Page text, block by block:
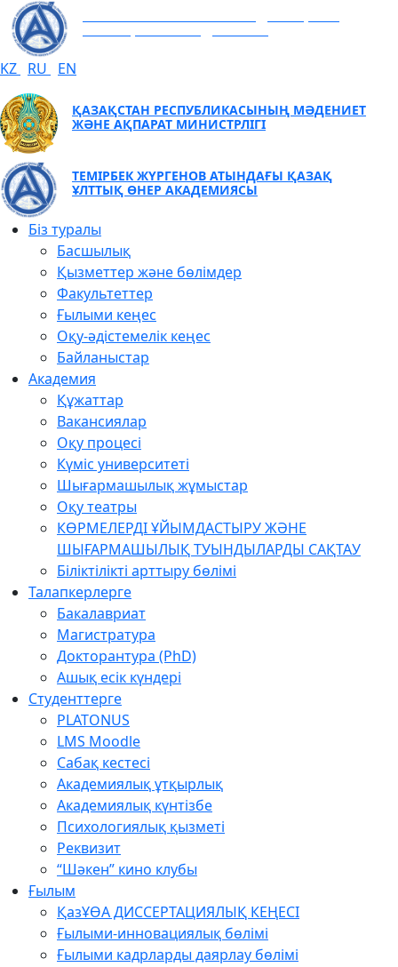
KZ RU EN
ҚАЗАҚСТАН РЕСПУБЛИКАСЫНЫҢ МӘДЕНИЕТ
ЖӘНЕ АҚПАРАТ МИНИСТРЛІГІ
ТЕМІРБЕК ЖҮРГЕНОВ АТЫНДАҒЫ ҚАЗАҚ
ҰЛТТЫҚ ӨНЕР АКАДЕМИЯСЫ
Біз туралы
Басшылық
Қызметтер және бөлімдер
Факультеттер
Ғылыми кеңес
Оқу-әдістемелік кеңес
Байланыстар
Академия
Құжаттар
Вакансиялар
Оқу процесі
Күміс университеті
Шығармашылық жұмыстар
Оқу театры
КӨРМЕЛЕРДІ ҰЙЫМДАСТЫРУ ЖӘНЕ
ШЫҒАРМАШЫЛЫҚ ТУЫНДЫЛАРДЫ САҚТАУ
Біліктілікті арттыру бөлімі
Талапкерлерге
Бакалавриат
Магистратура
Докторантура (PhD)
Ашық есік күндері
Студенттерге
PLATONUS
LMS Moodle
Сабақ кестесі
Академиялық ұтқырлық
Академиялық күнтізбе
Психологиялық қызметі
Реквизит
“Шәкен” кино клубы
Ғылым
ҚазҰӨА ДИССЕРТАЦИЯЛЫҚ КЕҢЕСІ
Ғылыми-инновациялық бөлімі
Ғылыми кадрларды даярлау бөлімі